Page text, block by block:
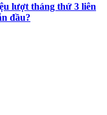
lượt tháng thứ 3 liên
đầu?